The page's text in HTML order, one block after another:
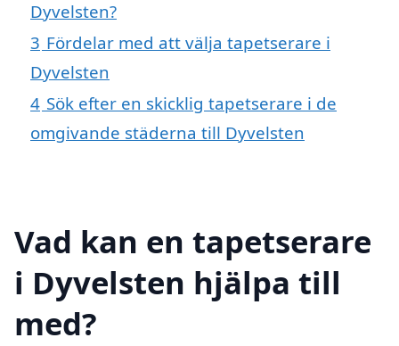
Dyvelsten?
3 Fördelar med att välja tapetserare i
Dyvelsten
4 Sök efter en skicklig tapetserare i de
omgivande städerna till Dyvelsten
Vad kan en tapetserare
i Dyvelsten hjälpa till
med?